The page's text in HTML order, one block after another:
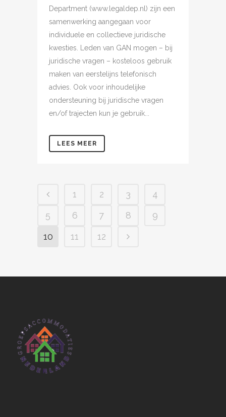
Department (www.legaldep.nl) zijn een
samenwerking aangegaan voor
individuele en collectieve juridische
kwesties. Leden van GAN mogen – bij
juridische vragen – kosteloos gebruik
maken van eerstelijns telefonisch
advies. Ook voor inhoudelijke
ondersteuning bij juridische vragen
en/of trajecten kun je gebruik...
LEES MEER
1 2 3
4
5
6 7 8
9
10
11 12